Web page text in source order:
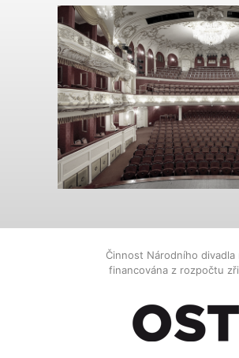
Činnost Národního
financována z rozpočtu